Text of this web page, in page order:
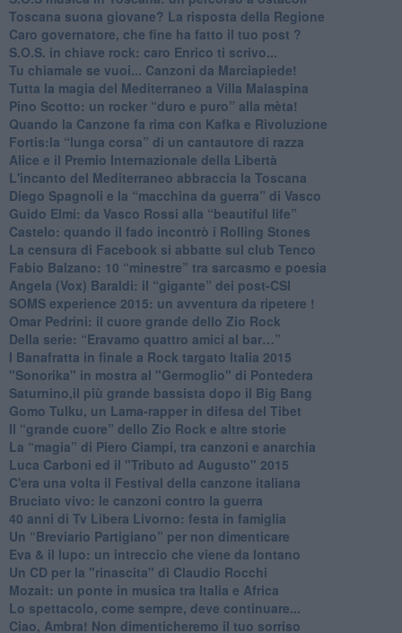
​Toscana suona giovane? La risposta della Regione
Caro governatore, che fine ha fatto il tuo post ?
S.O.S. in chiave rock: caro Enrico ti scrivo...
Tu chiamale se vuoi... Canzoni da Marciapiede!
​Tutta la magia del Mediterraneo a Villa Malaspina
​Pino Scotto: un rocker “duro e puro” alla mèta!
​Quando la Canzone fa rima con Kafka e Rivoluzione
​Fortis:la “lunga corsa” di un cantautore di razza
Alice e il Premio Internazionale della Libertà
​L'incanto del Mediterraneo abbraccia la Toscana
​Diego Spagnoli e la “macchina da guerra” di Vasco
​Guido Elmi: da Vasco Rossi alla “beautiful life”
​Castelo: quando il fado incontrò i Rolling Stones
La censura di Facebook si abbatte sul club Tenco
Fabio Balzano: 10 “minestre” tra sarcasmo e poesia
Angela (Vox) Baraldi: il “gigante” dei post-CSI
​SOMS experience 2015: un avventura da ripetere !
Omar Pedrini: il cuore grande dello Zio Rock
Della serie: “Eravamo quattro amici al bar…”
I Banafratta in finale a Rock targato Italia 2015
"Sonorika" in mostra al "Germoglio" di Pontedera
​Saturnino,il più grande bassista dopo il Big Bang
​Gomo Tulku, un Lama-rapper in difesa del Tibet
​Il “grande cuore” dello Zio Rock e altre storie
La “magia” di Piero Ciampi, tra canzoni e anarchia
Luca Carboni ed il "Tributo ad Augusto" 2015
C'era una volta il Festival della canzone italiana
Bruciato vivo: le canzoni contro la guerra
40 anni di Tv Libera Livorno: festa in famiglia
Un “Breviario Partigiano” per non dimenticare
Eva & il lupo: un intreccio che viene da lontano
Un CD per la "rinascita" di Claudio Rocchi
Mozait: un ponte in musica tra Italia e Africa
Lo spettacolo, come sempre, deve continuare...
Ciao, Ambra! Non dimenticheremo il tuo sorriso